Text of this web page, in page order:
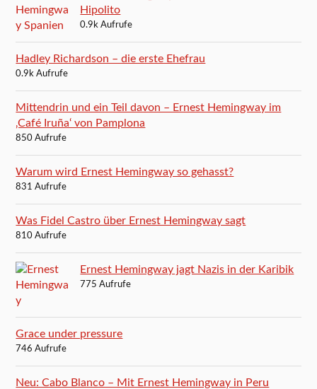
Hipolito
0.9k Aufrufe
Hadley Richardson – die erste Ehefrau
0.9k Aufrufe
Mittendrin und ein Teil davon – Ernest Hemingway im
‚Café Iruña‘ von Pamplona
850 Aufrufe
Warum wird Ernest Hemingway so gehasst?
831 Aufrufe
Was Fidel Castro über Ernest Hemingway sagt
810 Aufrufe
Ernest Hemingway jagt Nazis in der Karibik
775 Aufrufe
Grace under pressure
746 Aufrufe
Neu: Cabo Blanco – Mit Ernest Hemingway in Peru